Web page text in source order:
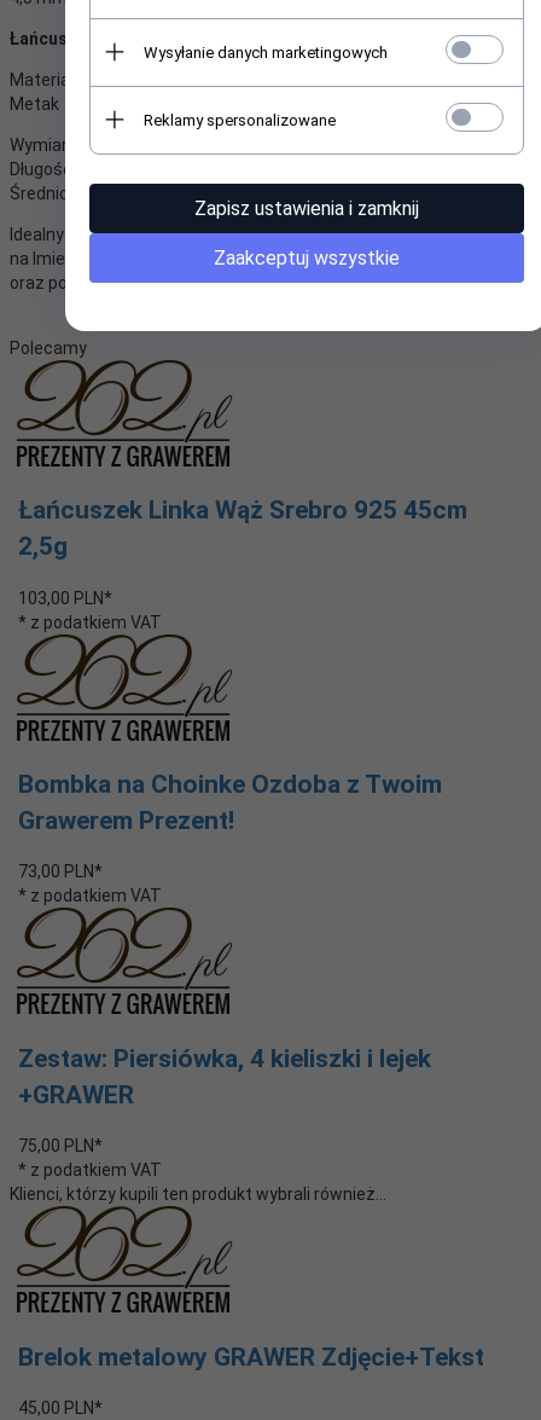
Łańcuszek:
Materiał:
Metak
Wymiary całkowite:
Długość 50 cm
Średnica ok.2mm
Idealny i modny prezent dla kobiety i mężczyzny. Wspaniały prezent
na Imieniny, Urodziny, Rocznicę, Walnetynki, Dzień Kobiet, Mikołaja,
oraz pod choinkę na Gwiazdkę Świąt Bożego Narodzenia.
Polecamy
Łańcuszek Linka Wąż Srebro 925 45cm
2,5g
103,00 PLN*
* z podatkiem VAT
Bombka na Choinke Ozdoba z Twoim
Grawerem Prezent!
73,00 PLN*
* z podatkiem VAT
Zestaw: Piersiówka, 4 kieliszki i lejek
+GRAWER
75,00 PLN*
* z podatkiem VAT
Klienci, którzy kupili ten produkt wybrali również...
Brelok metalowy GRAWER Zdjęcie+Tekst
45,00 PLN*
Wysyłanie danych marketingowych
Reklamy spersonalizowane
Zapisz ustawienia i zamknij
Zaakceptuj wszystkie